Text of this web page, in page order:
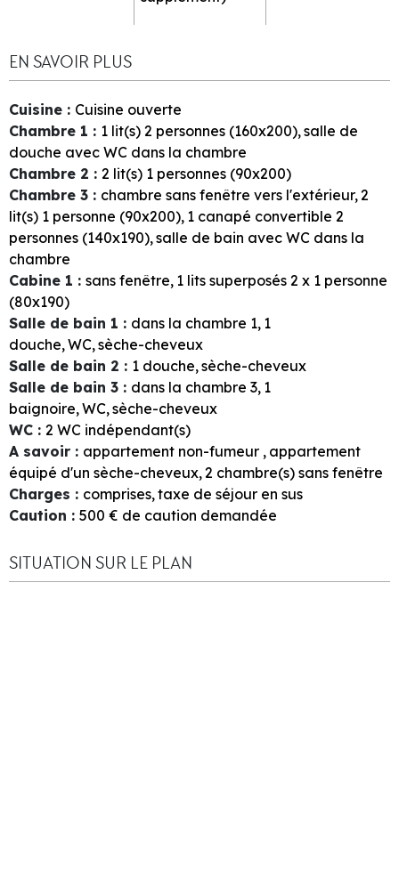
EN SAVOIR PLUS
Cuisine : Cuisine ouverte
Chambre 1 : 1 lit(s) 2 personnes (160x200) salle de
douche avec WC dans la chambre
Chambre 2 : 2 lit(s) 1 personnes (90x200)
Chambre 3 : chambre sans fenêtre vers l'extérieur 2
lit(s) 1 personne (90x200) 1 canapé convertible 2
personnes (140x190) salle de bain avec WC dans la
chambre
Cabine 1 : sans fenêtre 1 lits superposés 2 x 1 personne
(80x190)
Salle de bain 1 : dans la chambre 1 1
douche WC sèche-cheveux
Salle de bain 2 : 1 douche sèche-cheveux
Salle de bain 3 : dans la chambre 3 1
baignoire WC sèche-cheveux
WC : 2 WC indépendant(s)
A savoir : appartement non-fumeur appartement
équipé d'un sèche-cheveux 2 chambre(s) sans fenêtre
Charges : comprises taxe de séjour en sus
Caution : 500 € de caution demandée
SITUATION SUR LE PLAN